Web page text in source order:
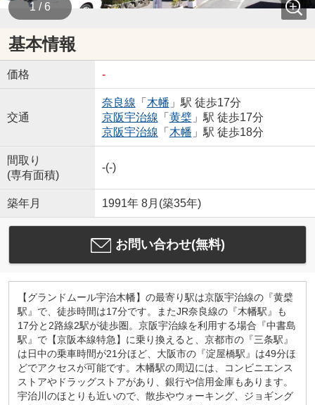
1 / 6
基本情報
価格 -
交通
奈良線 「 木幡 」駅 徒歩17分
京阪宇治線 「 黄檗」駅 徒歩17分
京阪宇治線 「 木幡 」駅 徒歩18分
間取り
(専有面積)
-(-)
築年月 1991年 8月(築35年)
お問い合わせ(無料)
【グランドムール宇治木幡】の最寄り駅は京阪宇治線の『黄檗
駅』で、徒歩時間は17分です。またJR奈良線の『木幡駅』も
17分と2路線2駅が徒歩圏。京阪宇治線を利用する場合『中書島
駅』で【京阪本線特急】に乗り換えると、京都市の『三条駅』
は日中の乗車時間が21分ほど、大阪市の『淀屋橋駅』は49分ほ
どでアクセスが可能です。木幡駅の周辺には、コンビニエンス
ストアやドラッグストアがあり、銀行や信用金庫もあります。
宇治川のほとりも近いので、散歩やウォーキング、ジョギング